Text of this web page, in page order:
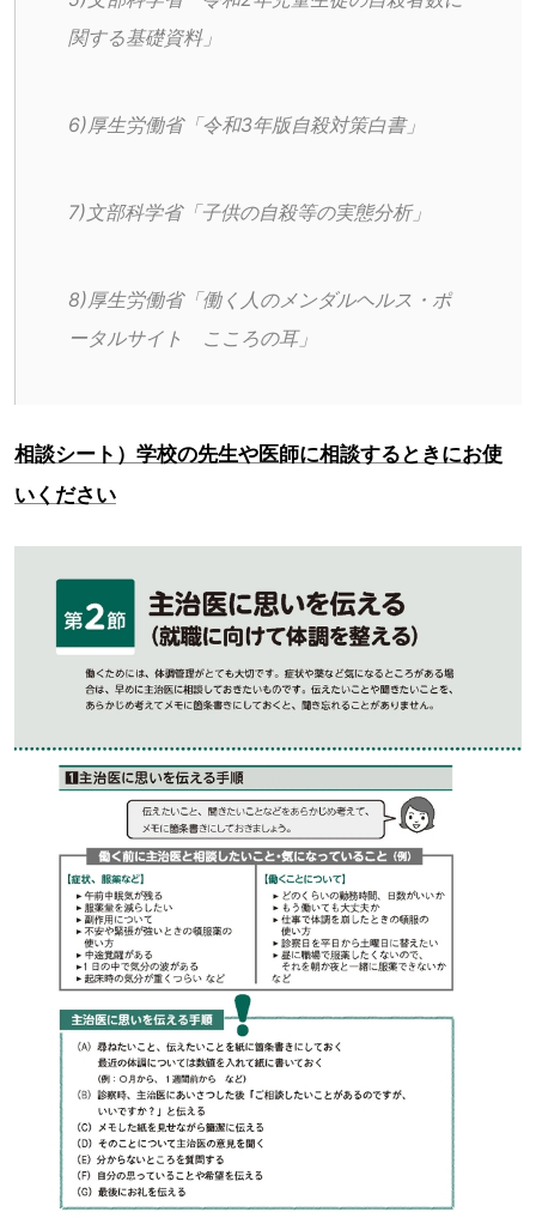
関する基礎資料」
6)厚生労働省「令和3年版自殺対策白書」
7)文部科学省「子供の自殺等の実態分析」
8)厚生労働省「働く人のメンダルヘルス・ポ
ータルサイト　こころの耳」
相談シート）学校の先生や医師に相談するときにお使
いください